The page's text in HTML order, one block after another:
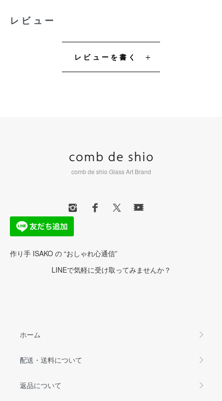
レビュー
レビューを書く
comb de shio Glass Art Brand
作り手 ISAKO の “おしゃれ心通信”
LINEで気軽に受け取ってみませんか？
ホーム
配送・送料について
返品について